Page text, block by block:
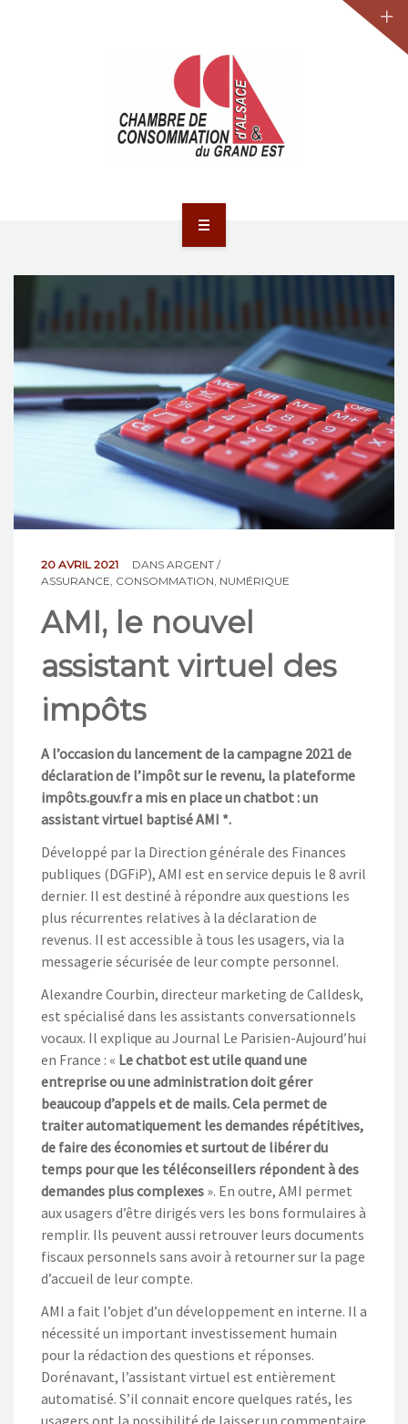
JURIDIQUE
LA CCA-GE
NOS ACTIONS
20 AVRIL 2021 DANS ARGENT /
ASSURANCE CONSOMMATION NUMÉRIQUE
AMI, le nouvel
assistant virtuel des
impôts
A l’occasion du lancement de la campagne 2021 de
déclaration de l’impôt sur le revenu, la plateforme
impôts.gouv.fr a mis en place un chatbot : un
assistant virtuel baptisé AMI *.
Développé par la Direction générale des Finances
publiques (DGFiP), AMI est en service depuis le 8 avril
dernier. Il est destiné à répondre aux questions les
plus récurrentes relatives à la déclaration de
revenus. Il est accessible à tous les usagers, via la
messagerie sécurisée de leur compte personnel.
Alexandre Courbin, directeur marketing de Calldesk,
est spécialisé dans les assistants conversationnels
vocaux. Il explique au Journal Le Parisien-Aujourd’hui
en France : « Le chatbot est utile quand une
entreprise ou une administration doit gérer
beaucoup d’appels et de mails. Cela permet de
traiter automatiquement les demandes répétitives,
de faire des économies et surtout de libérer du
temps pour que les téléconseillers répondent à des
demandes plus complexes ». En outre, AMI permet
aux usagers d’être dirigés vers les bons formulaires à
remplir. Ils peuvent aussi retrouver leurs documents
fiscaux personnels sans avoir à retourner sur la page
d’accueil de leur compte.
AMI a fait l’objet d’un développement en interne. Il a
nécessité un important investissement humain
pour la rédaction des questions et réponses.
Dorénavant, l’assistant virtuel est entièrement
automatisé. S’il connait encore quelques ratés, les
usagers ont la possibilité de laisser un commentaire